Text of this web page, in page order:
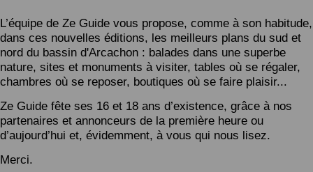
L’équipe de Ze Guide vous propose, comme à son habitude,
dans ces nouvelles éditions, les meilleurs plans du sud et
nord du bassin d'Arcachon : balades dans une superbe
nature, sites et monuments à visiter, tables où se régaler,
chambres où se reposer, boutiques où se faire plaisir...
Ze Guide fête ses 16 et 18 ans d’existence, grâce à nos
partenaires et annonceurs de la première heure ou
d’aujourd’hui et, évidemment, à vous qui nous lisez.
Merci.